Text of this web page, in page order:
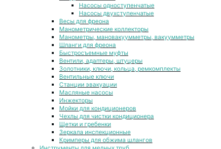
Насосы одноступенчатые
Насосы двухступенчатые
Весы для фреона
Манометрические коллекторы
Манометры, мановакуумметры, вакуумметры
Шланги для фреона
Быстросъемные муфты
Вентили, адаптеры, штуцеры
Золотники, ключи, кольца, ремкомплекты
Вентильные ключи
Станции эвакуации
Масляные насосы
Инжекторы
Мойки для кондиционеров
Чехлы для чистки кондиционера
Щетки и гребенки
Зеркала инспекционные
Кримперы для обжима шлангов